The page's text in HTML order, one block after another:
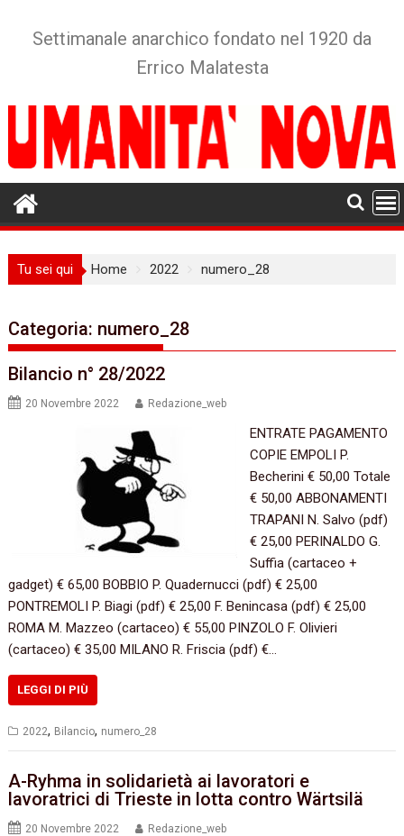
Settimanale anarchico fondato nel 1920 da
Errico Malatesta
Tu sei qui Home 2022 numero_28
Categoria: numero_28
Bilancio n° 28/2022
20 Novembre 2022 Redazione_web
ENTRATE PAGAMENTO
COPIE EMPOLI P.
Becherini € 50,00 Totale
€ 50,00 ABBONAMENTI
TRAPANI N. Salvo (pdf)
€ 25,00 PERINALDO G.
Suffia (cartaceo +
gadget) € 65,00 BOBBIO P. Quadernucci (pdf) € 25,00
PONTREMOLI P. Biagi (pdf) € 25,00 F. Benincasa (pdf) € 25,00
ROMA M. Mazzeo (cartaceo) € 55,00 PINZOLO F. Olivieri
(cartaceo) € 35,00 MILANO R. Friscia (pdf) €…
LEGGI DI PIÙ
2022, Bilancio, numero_28
A-Ryhma in solidarietà ai lavoratori e
lavoratrici di Trieste in lotta contro Wärtsilä
20 Novembre 2022 Redazione_web